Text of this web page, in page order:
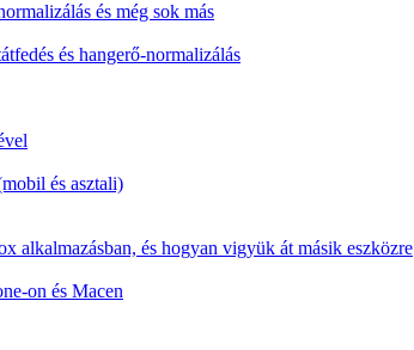
és még sok más
és hangerő-normalizálás
és asztali)
alkalmazásban, és hogyan vigyük át másik eszközre
on és Macen